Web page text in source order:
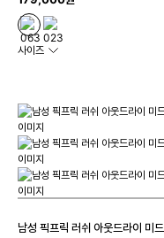
사이즈
남성 픽프릭 러쉬 아웃드라이 미드